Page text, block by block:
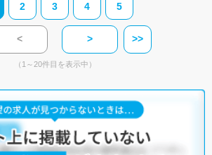
2 3 4 5
< > >>
（1～20件目を表示中）